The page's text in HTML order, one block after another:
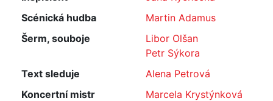
Scénická hudba
Martin Adamus
Šerm, souboje
Libor Olšan
Petr Sýkora
Text sleduje
Alena Petrová
Koncertní mistr
Marcela Krystýnková